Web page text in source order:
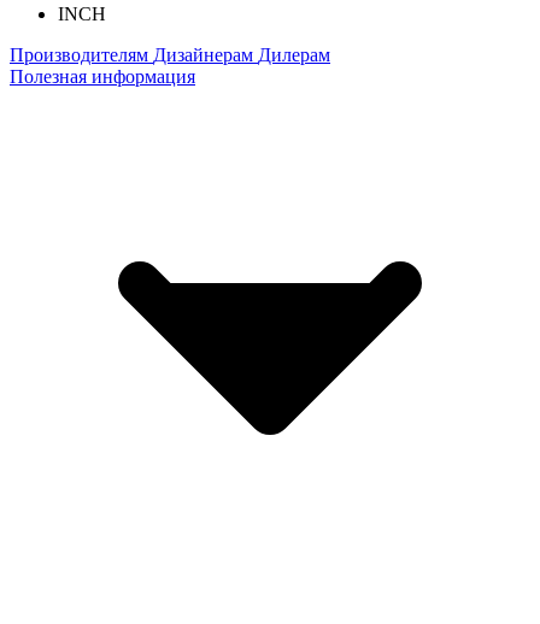
INCH
Производителям Дизайнерам Дилерам
Полезная информация